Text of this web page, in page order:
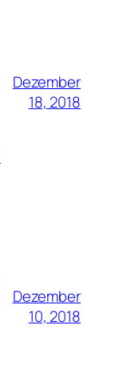
Dezember
18, 2018
Dezember
10, 2018